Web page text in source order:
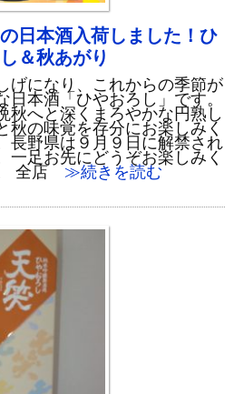
日本酒入荷しました！ひ
＆秋あがり
げになり、これからの季節が
日本酒「ひやおろし」です。
秋へと深くまろやかな円熟し
秋の味覚を存分にお楽しみく
長野県は９月９日に解禁され
一足お先にどうぞお楽しみく
全店≫続きを読む